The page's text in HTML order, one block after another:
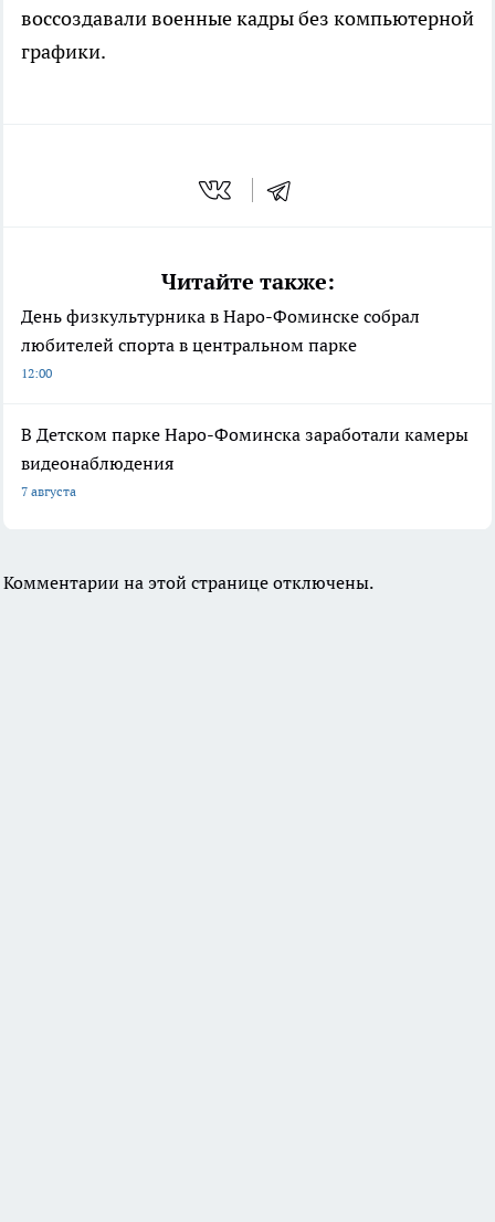
воссоздавали военные кадры без компьютерной
графики.
Читайте также:
День физкультурника в Наро-Фоминске собрал
любителей спорта в центральном парке
12:00
В Детском парке Наро-Фоминска заработали камеры
видеонаблюдения
7 августа
Комментарии на этой странице отключены.